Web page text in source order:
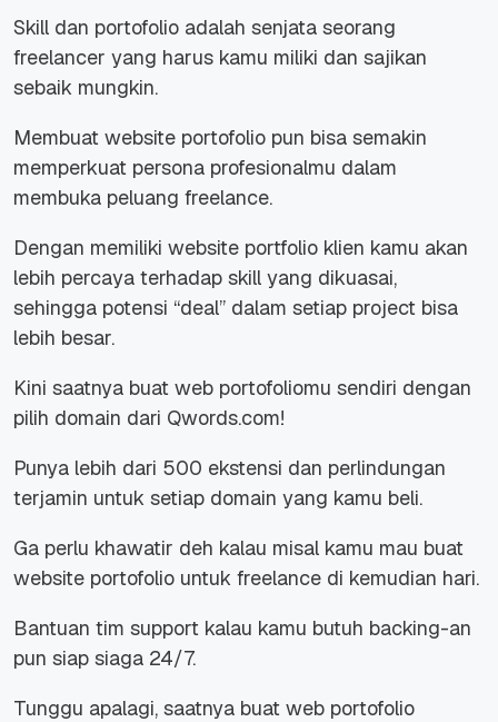
Skill dan portofolio adalah senjata seorang
freelancer yang harus kamu miliki dan sajikan
sebaik mungkin.
Membuat website portofolio pun bisa semakin
memperkuat persona profesionalmu dalam
membuka peluang freelance.
Dengan memiliki website portfolio klien kamu akan
lebih percaya terhadap skill yang dikuasai,
sehingga potensi “deal” dalam setiap project bisa
lebih besar.
Kini saatnya buat web portofoliomu sendiri dengan
pilih domain dari Qwords.com!
Punya lebih dari 500 ekstensi dan perlindungan
terjamin untuk setiap domain yang kamu beli.
Ga perlu khawatir deh kalau misal kamu mau buat
website portofolio untuk freelance di kemudian hari.
Bantuan tim support kalau kamu butuh backing-an
pun siap siaga 24/7.
Tunggu apalagi, saatnya buat web portofolio